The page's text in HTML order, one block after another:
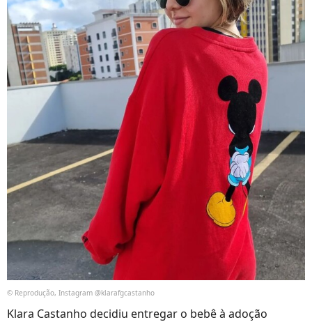
© Reprodução, Instagram @klarafgcastanho
Klara Castanho decidiu entregar o bebê à adoção